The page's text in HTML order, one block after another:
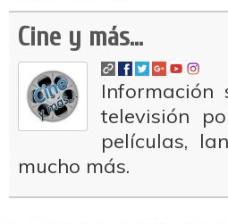
Cine y más...
televisión
películas,
mucho más.